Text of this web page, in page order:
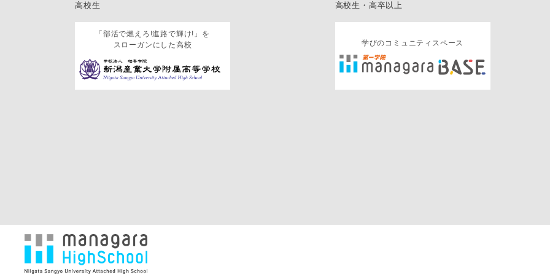
高校生
「部活で燃えろ!進路で輝け!」を
スローガンにした高校
高校生・高卒以上
学びのコミュニティスペース